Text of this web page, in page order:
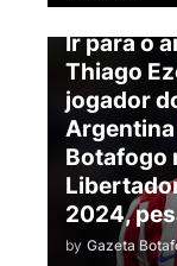
BOTAFOGO
Ir para o
Thiago
jogador
Botafogo
2024,
by Gazeta